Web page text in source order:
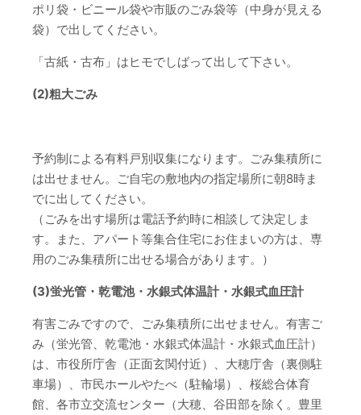
ポリ袋・ビニール袋や市販のごみ袋等（中身が見える
袋）で出してください。
「古紙・古布」はヒモでしばって出して下さい。
(2)粗大ごみ
予約制による有料戸別収集になります。ごみ集積所に
は出せません。ご自宅の敷地内の指定場所に朝8時ま
でに出してください。
（ごみを出す場所は電話予約時に相談して決定しま
す。また、アパート等集合住宅にお住まいの方は、専
用のごみ集積所に出せる場合があります。）
(3)蛍光管・乾電池・水銀式体温計・水銀式血圧計
有害ごみですので、ごみ集積所に出せません。有害ご
み（蛍光管、乾電池・水銀式体温計・水銀式血圧計）
は、市役所庁舎（正面玄関付近）、大穂庁舎（裏側駐
車場）、市民ホールやたべ（駐輪場）、桜総合体育
館、各市立交流センター（大穂、谷田部を除く。豊里